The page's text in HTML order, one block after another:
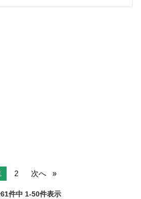
2 次へ
件中 1-50件表示